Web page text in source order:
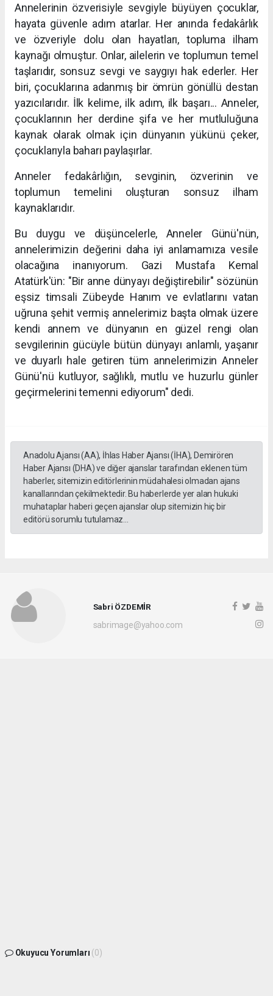
Annelerinin özverisiyle sevgiyle büyüyen çocuklar,
hayata güvenle adım atarlar. Her anında fedakârlık
ve özveriyle dolu olan hayatları, topluma ilham
kaynağı olmuştur. Onlar, ailelerin ve toplumun temel
taşlarıdır, sonsuz sevgi ve saygıyı hak ederler. Her
biri, çocuklarına adanmış bir ömrün gönüllü destan
yazıcılarıdır. İlk kelime, ilk adım, ilk başarı... Anneler,
çocuklarının her derdine şifa ve her mutluluğuna
kaynak olarak olmak için dünyanın yükünü çeker,
çocuklarıyla baharı paylaşırlar.
Anneler fedakârlığın, sevginin, özverinin ve
toplumun temelini oluşturan sonsuz ilham
kaynaklarıdır.
Bu duygu ve düşüncelerle, Anneler Günü'nün,
annelerimizin değerini daha iyi anlamamıza vesile
olacağına inanıyorum. Gazi Mustafa Kemal
Atatürk'ün: "Bir anne dünyayı değiştirebilir" sözünün
eşsiz timsali Zübeyde Hanım ve evlatlarını vatan
uğruna şehit vermiş annelerimiz başta olmak üzere
kendi annem ve dünyanın en güzel rengi olan
sevgilerinin gücüyle bütün dünyayı anlamlı, yaşanır
ve duyarlı hale getiren tüm annelerimizin Anneler
Günü'nü kutluyor, sağlıklı, mutlu ve huzurlu günler
geçirmelerini temenni ediyorum" dedi.
Anadolu Ajansı (AA), İhlas Haber Ajansı (İHA), Demirören
Haber Ajansı (DHA) ve diğer ajanslar tarafından eklenen tüm
haberler, sitemizin editörlerinin müdahalesi olmadan ajans
kanallarından çekilmektedir. Bu haberlerde yer alan hukuki
muhataplar haberi geçen ajanslar olup sitemizin hiç bir
editörü sorumlu tutulamaz...
Sabri ÖZDEMİR
sabrimage@yahoo.com
Okuyucu Yorumları (0)